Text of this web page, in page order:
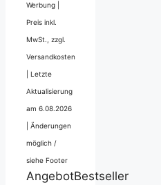
Werbung |
Preis inkl.
MwSt., zzgl.
Versandkosten
Letzte
Aktualisierung
am 6.08.2026
Änderungen
möglich /
siehe Footer
AngebotBestseller